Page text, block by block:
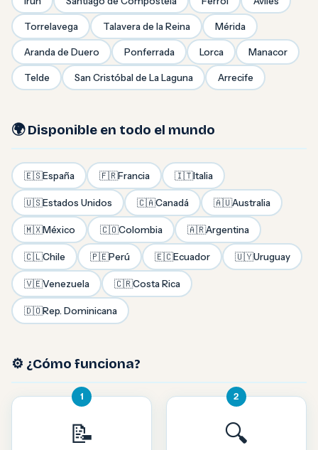
Torrelavega Talavera de la Reina Mérida
Aranda de Duero Ponferrada Lorca Manacor
Telde San Cristóbal de La Laguna Arrecife
🌍 Disponible en todo el mundo
🇪🇸España 🇫🇷Francia 🇮🇹Italia
🇺🇸Estados Unidos 🇨🇦Canadá 🇦🇺Australia
🇲🇽México 🇨🇴Colombia 🇦🇷Argentina
🇨🇱Chile 🇵🇪Perú 🇪🇨Ecuador 🇺🇾Uruguay
🇻🇪Venezuela 🇨🇷Costa Rica
🇩🇴Rep. Dominicana
⚙️ ¿Cómo funciona?
1
📝
2
🔍